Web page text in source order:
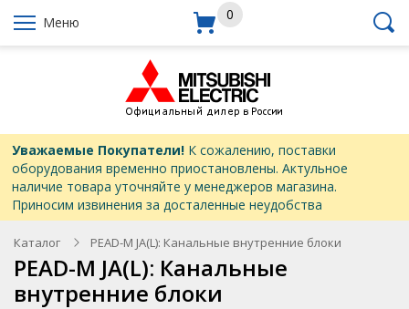
Меню 0
Уважаемые Покупатели!К сожалению, поставки
оборудования временно приостановлены. Актульное
наличие товара уточняйте у менеджеров магазина.
Приносим извинения за досталенные неудобства
Каталог PEAD-M JA(L): Канальные внутренние блоки
PEAD-M JA(L): Канальные
внутренние блоки